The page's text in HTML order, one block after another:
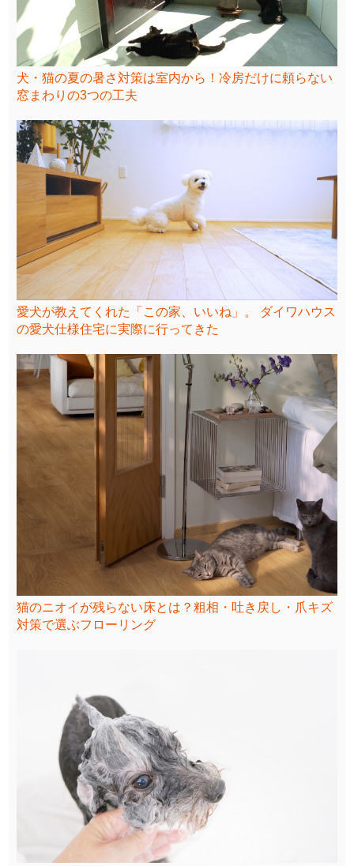
犬・猫の夏の暑さ対策は室内から！冷房だけに頼らない
窓まわりの3つの工夫
愛犬が教えてくれた「この家、いいね」。 ダイワハウス
の愛犬仕様住宅に実際に行ってきた
猫のニオイが残らない床とは？粗相・吐き戻し・爪キズ
対策で選ぶフローリング